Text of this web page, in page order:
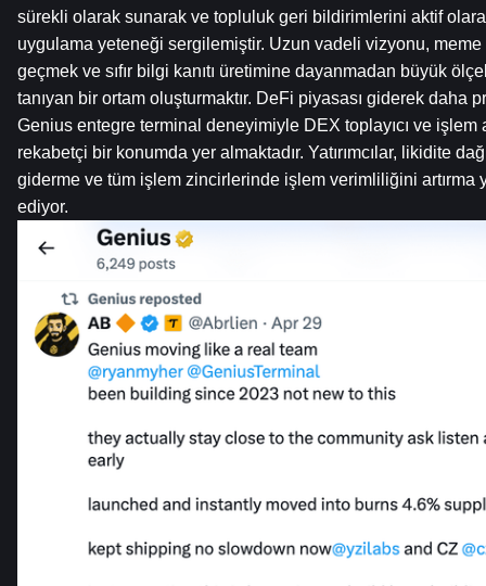
sürekli olarak sunarak ve topluluk geri bildirimlerini aktif
uygulama yeteneği sergilemiştir. Uzun vadeli vizyonu,
geçmek ve sıfır bilgi kanıtı üretimine dayanmadan büyük
tanıyan bir ortam oluşturmaktır. DeFi piyasası giderek daha
Genius entegre terminal deneyimiyle DEX toplayıcı ve işlem
rekabetçi bir konumda yer almaktadır. Yatırımcılar, likidite
giderme ve tüm işlem zincirlerinde işlem verimliliğini artırma
ediyor.